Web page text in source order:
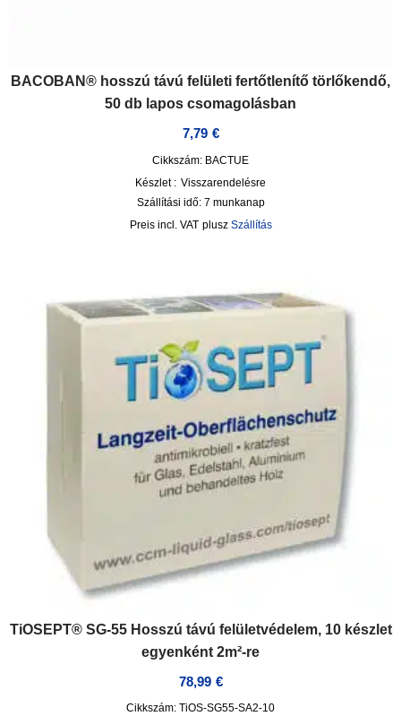
BACOBAN® hosszú távú felületi fertőtlenítő törlőkendő,
50 db lapos csomagolásban
7,79 €
Cikkszám: BACTUE
Készlet : Visszarendelésre
Szállítási idő: 7 munkanap
incl. VAT plusz Szállítás
TiOSEPT® SG-55 Hosszú távú felületvédelem, 10 készlet
egyenként 2m²-re
78,99 €
Cikkszám: TiOS-SG55-SA2-10